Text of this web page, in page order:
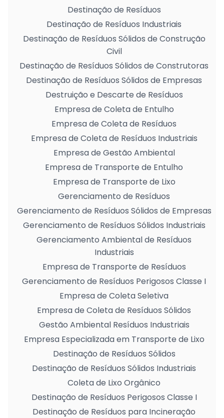
Destinação de Resíduos
Destinação de Resíduos Industriais
Destinação de Resíduos Sólidos de Construção
Civil
Destinação de Resíduos Sólidos de Construtoras
Destinação de Resíduos Sólidos de Empresas
Destruição e Descarte de Resíduos
Empresa de Coleta de Entulho
Empresa de Coleta de Resíduos
Empresa de Coleta de Resíduos Industriais
Empresa de Gestão Ambiental
Empresa de Transporte de Entulho
Empresa de Transporte de Lixo
Gerenciamento de Resíduos
Gerenciamento de Resíduos Sólidos de Empresas
Gerenciamento de Resíduos Sólidos Industriais
Gerenciamento Ambiental de Resíduos
Industriais
Empresa de Transporte de Resíduos
Gerenciamento de Resíduos Perigosos Classe I
Empresa de Coleta Seletiva
Empresa de Coleta de Resíduos Sólidos
Gestão Ambiental Resíduos Industriais
Empresa Especializada em Transporte de Lixo
Destinação de Resíduos Sólidos
Destinação de Resíduos Sólidos Industriais
Coleta de Lixo Orgânico
Destinação de Resíduos Perigosos Classe I
Destinação de Resíduos para Incineração